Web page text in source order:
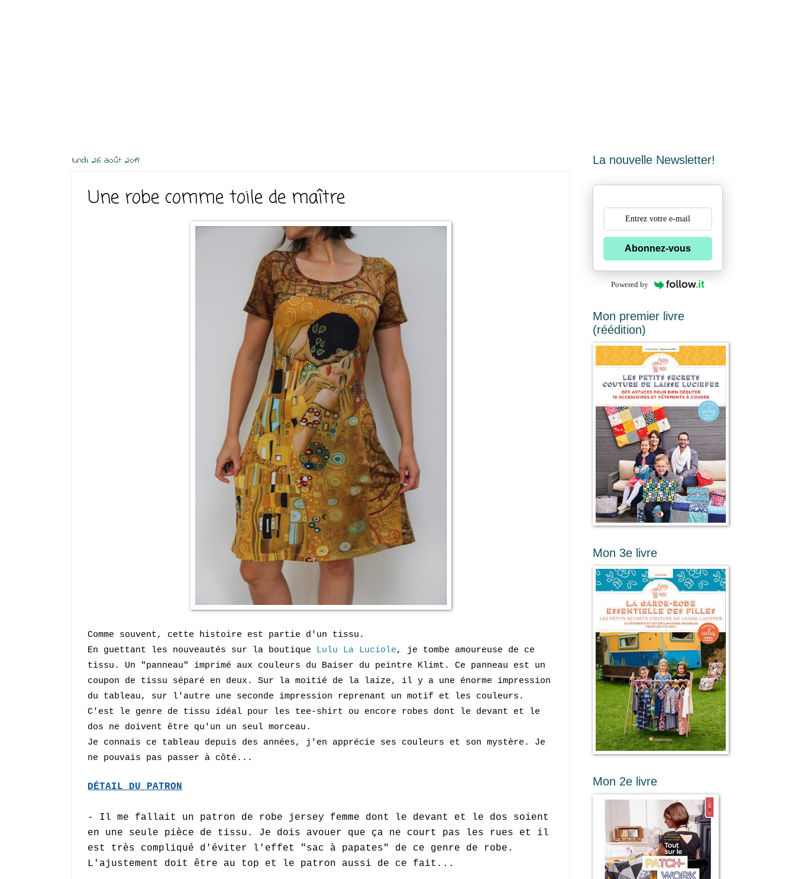
lundi 26 août 2019
Une robe comme toile de maître
Comme souvent, cette histoire est partie d'un tissu.
En guettant les nouveautés sur la boutique Lulu La Luciole, je tombe amoureuse de ce
tissu. Un "panneau" imprimé aux couleurs du Baiser du peintre Klimt. Ce panneau est un
coupon de tissu séparé en deux. Sur la moitié de la laize, il y a une énorme impression
du tableau, sur l'autre une seconde impression reprenant un motif et les couleurs.
C'est le genre de tissu idéal pour les tee-shirt ou encore robes dont le devant et le
dos ne doivent être qu'un un seul morceau.
Je connais ce tableau depuis des années, j'en apprécie ses couleurs et son mystère. Je
ne pouvais pas passer à côté...
DÉTAIL DU PATRON
- Il me fallait un patron de robe jersey femme dont le devant et le dos soient
en une seule pièce de tissu. Je dois avouer que ça ne court pas les rues et il
est très compliqué d'éviter l'effet "sac à papates" de ce genre de robe.
L'ajustement doit être au top et le patron aussi de ce fait...
La nouvelle Newsletter!
Abonnez-vous
Powered by
Mon premier livre
(réédition)
Mon 3e livre
Mon 2e livre